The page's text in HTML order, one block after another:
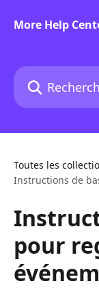
More Help
Rechercher un
Toutes les
Instructions de
pour